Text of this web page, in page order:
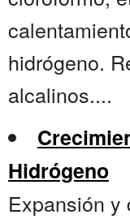
hidrógeno.
alcalinos....
Hidrógeno
Expansión y